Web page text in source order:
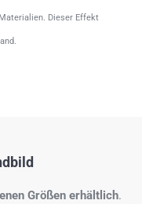
Dieser Effekt
Größen erhältlich.